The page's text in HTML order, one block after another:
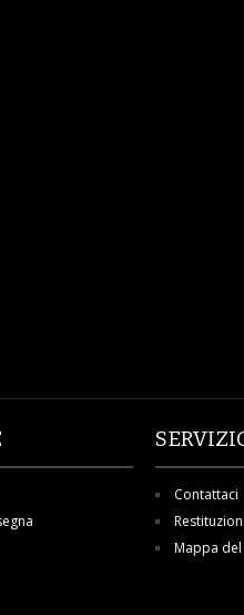
Contattaci
Restituzioni
Mappa del